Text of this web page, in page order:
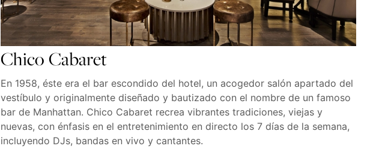
Chico Cabaret
En 1958, éste era el bar escondido del hotel, un acogedor salón apartado del
vestíbulo y originalmente diseñado y bautizado con el nombre de un famoso
bar de Manhattan. Chico Cabaret recrea vibrantes tradiciones, viejas y
nuevas, con énfasis en el entretenimiento en directo los 7 días de la semana,
incluyendo DJs, bandas en vivo y cantantes.